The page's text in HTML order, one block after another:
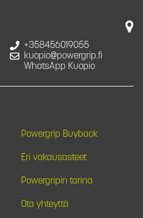
+358456019055
kuopio@powergrip.fi
WhatsApp Kuopio
Powergrip Buyback
Eri vakausasteet
Powergripin tarina
Ota yhteyttä